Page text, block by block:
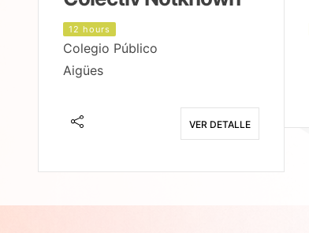
12 hours
Colegio Público
Aigües
VER DETALLE